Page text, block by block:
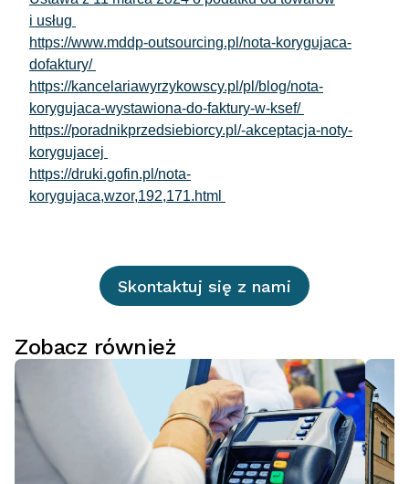
i usług
https://www.mddp-outsourcing.pl/nota-korygujaca-
dofaktury/
https://kancelariawyrzykowscy.pl/pl/blog/nota-
korygujaca-wystawiona-do-faktury-w-ksef/
https://poradnikprzedsiebiorcy.pl/-akceptacja-noty-
korygujacej
https://druki.gofin.pl/nota-
korygujaca,wzor,192,171.html
Skontaktuj się z nami
Zobacz również